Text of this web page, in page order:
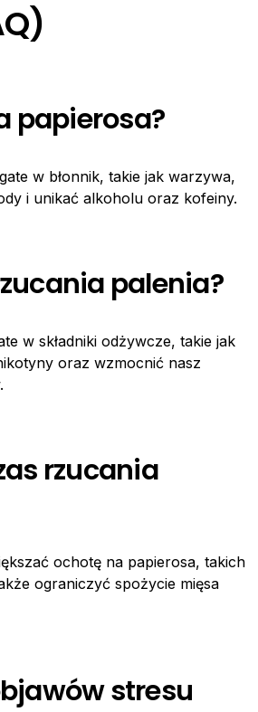
papierosa?
w błonnik, takie jak warzywa,
i unikać alkoholu oraz kofeiny.
palenia?
w składniki odżywcze, takie jak
oraz wzmocnić nasz
rzucania
ochotę na papierosa, takich
ograniczyć spożycie mięsa
stresu